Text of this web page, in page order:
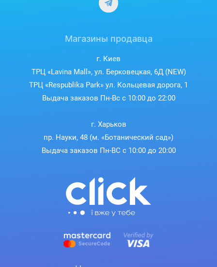
Магазины продавца
г. Киев
ТРЦ «Lavina Mall», ул. Берковецкая, 6Д (NEW)
ТРЦ «Respublika Park» ул. Кольцевая дорога, 1
Выдача заказов Пн-Вс с 10:00 до 22:00
г. Харьков
пр. Науки, 48 (м. «Ботанический сад»)
Выдача заказов Пн-ВС с 10:00 до 20:00